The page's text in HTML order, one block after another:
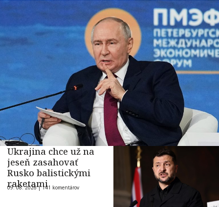
Ukrajina chce už na
jeseň zasahovať
Rusko balistickými
raketami
09. 08. 2026 |141 komentárov